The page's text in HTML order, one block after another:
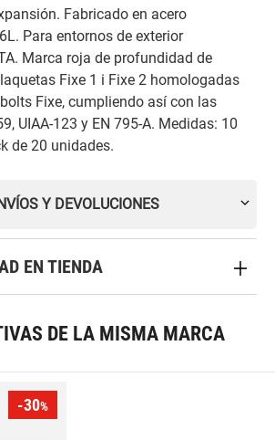
Fabricado en acero
Para entornos de exterior
Marca roja de profundidad de
Fixe 1 i Fixe 2 homologadas
Fixe, cumpliendo así con las
UIAA-123 y EN 795-A. Medidas: 10
de 20 unidades.
Y DEVOLUCIONES
EN TIENDA
DE LA MISMA MARCA
-30%